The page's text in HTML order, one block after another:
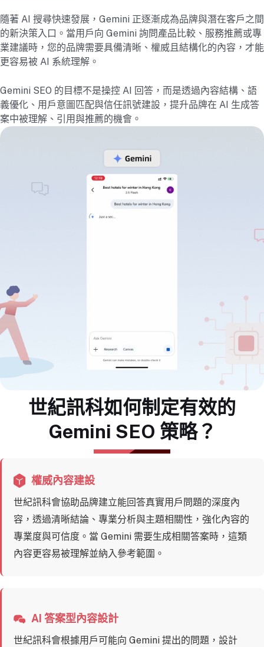
隨著 AI 搜尋快速發展，Gemini 正逐漸成為品牌與潛在客戶之間
的新決策入口。當用戶向 Gemini 詢問產品比較、服務推薦或專
業建議時，您的品牌需要具備清晰、權威且結構化的內容，才能
更容易被 AI 系統理解。
Gemini SEO 的目標不是操控 AI 回答，而是透過內容結構、語
義優化、用戶意圖匹配與信任訊號建設，提升品牌在 AI 生成答
案中被理解、引用與推薦的機會。
世紀訊科如何制定有效的
Gemini SEO 策略？
權威內容建設
世紀訊科會協助品牌建立能回答真實用戶問題的深度內
容，透過清晰結論、專業分析與主題相關性，強化內容的
專業度與可信度。當 Gemini 需要生成相關答案時，這類
內容更容易被理解並納入參考範圍。
AI 答案型內容設計
世紀訊科會根據用戶可能向 Gemini 提出的問題，設計